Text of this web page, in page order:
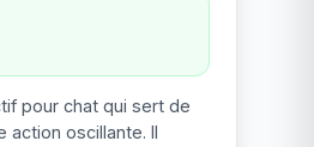
pour chat qui sert de
action oscillante. Il